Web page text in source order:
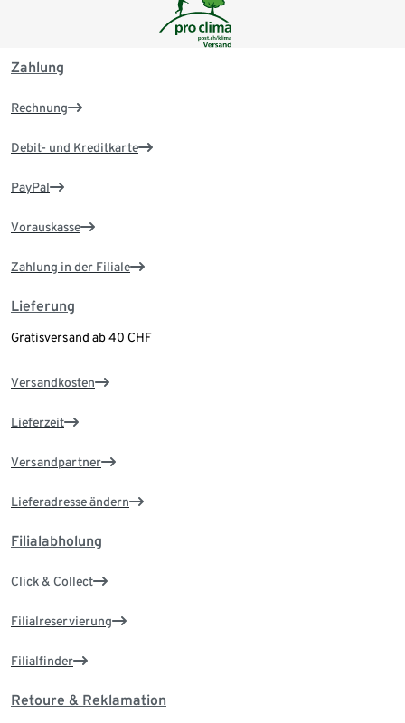
Zahlung
Rechnung
Debit- und Kreditkarte
PayPal
Vorauskasse
Zahlung in der Filiale
Lieferung
Gratisversand ab 40 CHF
Versandkosten
Lieferzeit
Versandpartner
Lieferadresse ändern
Filialabholung
Click & Collect
Filialreservierung
Filialfinder
Retoure & Reklamation